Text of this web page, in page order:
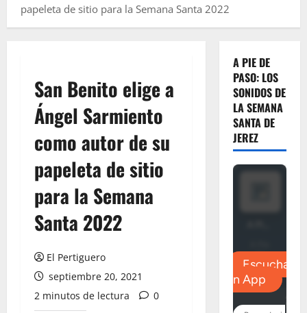
papeleta de sitio para la Semana Santa 2022
San Benito elige a
Ángel Sarmiento
como autor de su
papeleta de sitio
para la Semana
Santa 2022
El Pertiguero
septiembre 20, 2021
2 minutos de lectura
0
A PIE DE
PASO: LOS
SONIDOS DE
LA SEMANA
SANTA DE
JEREZ